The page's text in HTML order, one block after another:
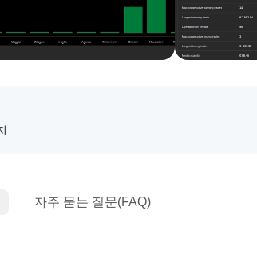
자주 묻는 질문(FAQ)